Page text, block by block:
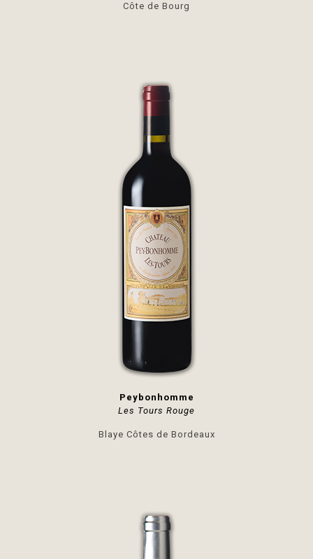
Côte de Bourg
Peybonhomme
Les Tours Rouge
Blaye Côtes de Bordeaux